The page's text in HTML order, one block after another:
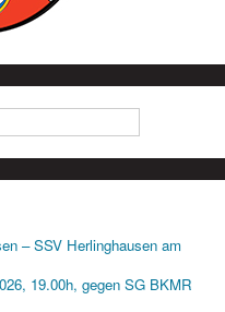
– SSV Herlinghausen am
19.00h, gegen SG BKMR